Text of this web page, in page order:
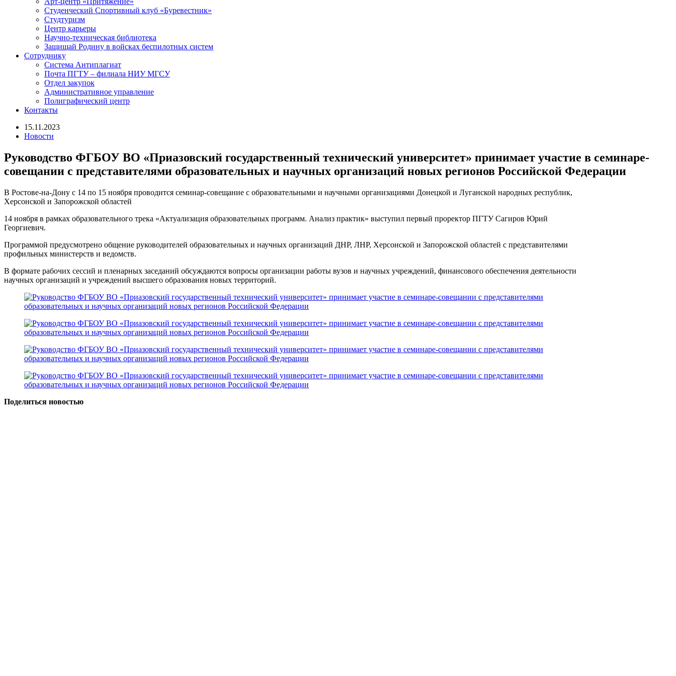
Студенческий Спортивный клуб «Буревестник»
Студтуризм
Центр карьеры
Научно-техническая библиотека
Защищай Родину в войсках беспилотных систем
Сотруднику
Система Антиплагиат
Почта ПГТУ – филиала НИУ МГСУ
Отдел закупок
Административное управление
Полиграфический центр
Контакты
15.11.2023
Новости
Руководство ФГБОУ ВО «Приазовский государственный технический университет» принимает участие в семинаре-
совещании с представителями образовательных и научных организаций новых регионов Российской Федерации
В Ростове-на-Дону с 14 по 15 ноября проводится семинар-совещание с образовательными и научными организациями Донецкой и Луганской народных республик,
Херсонской и Запорожской областей
14 ноября в рамках образовательного трека «Актуализация образовательных программ. Анализ практик» выступил первый проректор ПГТУ Сагиров Юрий
Георгиевич.
Программой предусмотрено общение руководителей образовательных и научных организаций ДНР, ЛНР, Херсонской и Запорожской областей с представителями
профильных министерств и ведомств.
В формате рабочих сессий и пленарных заседаний обсуждаются вопросы организации работы вузов и научных учреждений, финансового обеспечения деятельности
научных организаций и учреждений высшего образования новых территорий.
Поделиться новостью